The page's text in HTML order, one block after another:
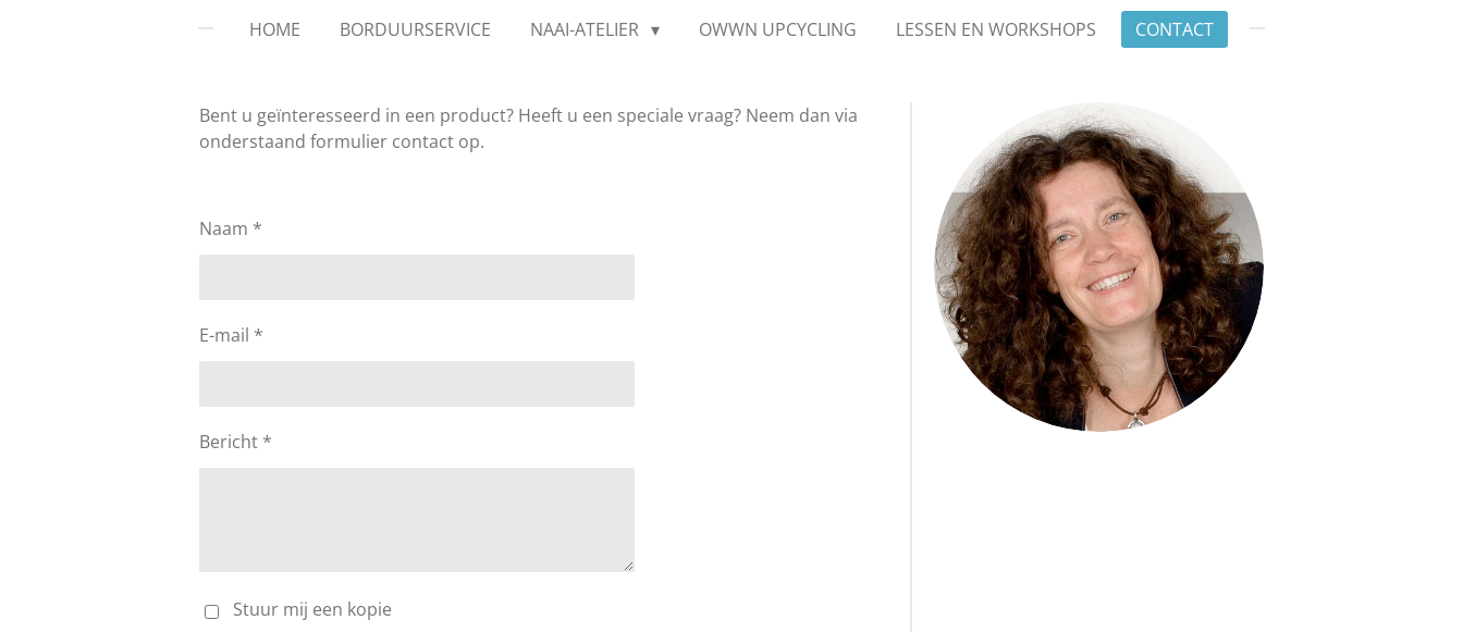
HOME BORDUURSERVICE NAAI-ATELIER OWWN UPCYCLING LESSEN EN WORKSHOPS CONTACT
Bent u geïnteresseerd in een product? Heeft u een speciale vraag? Neem dan via
onderstaand formulier contact op.
Naam *
E-mail *
Bericht *
Stuur mij een kopie